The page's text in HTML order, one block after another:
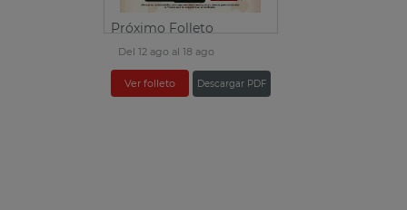
Próximo Folleto
Del 12 ago al 18 ago
Ver folleto Descargar PDF